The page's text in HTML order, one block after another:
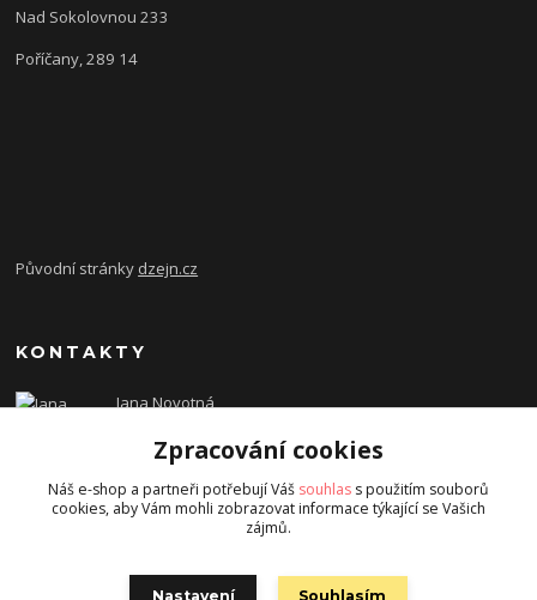
Nad Sokolovnou 233
Poříčany, 289 14
Původní stránky dzejn.cz
KONTAKTY
Jana Novotná
dzejn.n@email.cz
Zpracování cookies
Náš e-shop a partneři potřebují Váš souhlas s použitím souborů
cookies, aby Vám mohli zobrazovat informace týkající se Vašich
zájmů.
Nastavení Souhlasím